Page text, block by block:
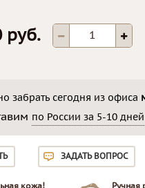
руб.
забрать сегодня из офиса
по России за 5-10 дней
ЗАДАТЬ ВОПРОС
кожа!
Ручная